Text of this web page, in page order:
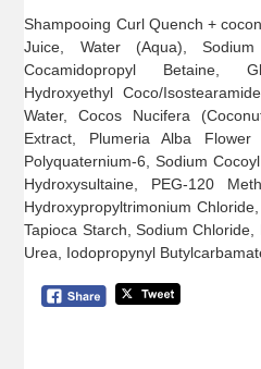
Shampooing Curl Quench +
Juice, Water (Aqua),
Cocamidopropyl Betaine,
Hydroxyethyl Coco/
Water, Cocos Nucifera
Extract, Plumeria Alba Flower
Polyquaternium-6, Sodium
Hydroxysultaine, PEG-120
Hydroxypropyltrimonium
Tapioca Starch, Sodium
Urea, Iodopropynyl